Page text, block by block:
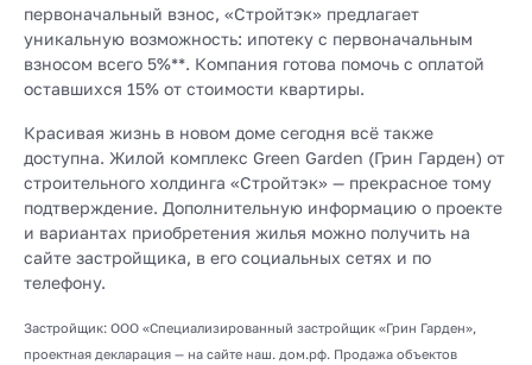
первоначальный взнос, «Стройтэк» предлагает
уникальную возможность: ипотеку с первоначальным
взносом всего 5%**. Компания готова помочь с оплатой
оставшихся 15% от стоимости квартиры.
Красивая жизнь в новом доме сегодня всё также
доступна. Жилой комплекс Green Garden (Грин Гарден) от
строительного холдинга «Стройтэк» — прекрасное тому
подтверждение. Дополнительную информацию о проекте
и вариантах приобретения жилья можно получить на
сайте застройщика, в его социальных сетях и по
телефону.
Застройщик: ООО «Специализированный застройщик «Грин Гарден»,
проектная декларация — на сайте наш. дом.рф. Продажа объектов